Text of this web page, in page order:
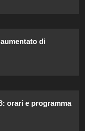
di
orari e programma